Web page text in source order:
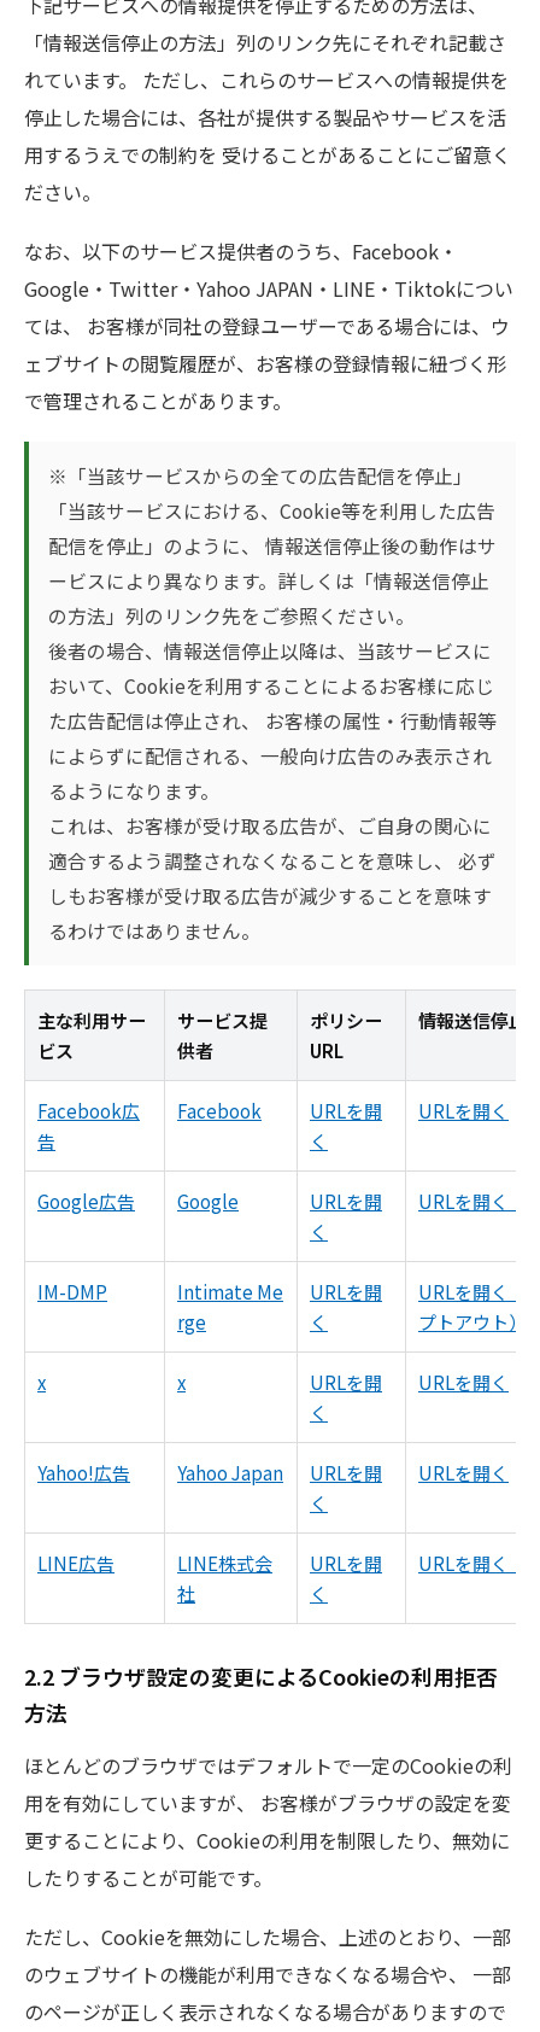
「情報送信停止の方法」列のリンク先にそれぞれ記載さ
れています。 ただし、これらのサービスへの情報提供を
停止した場合には、各社が提供する製品やサービスを活
用するうえでの制約を 受けることがあることにご留意く
ださい。
なお、以下のサービス提供者のうち、Facebook・
Google・Twitter・Yahoo JAPAN・LINE・Tiktokについ
ては、 お客様が同社の登録ユーザーである場合には、ウ
ェブサイトの閲覧履歴が、お客様の登録情報に紐づく形
で管理されることがあります。
※「当該サービスからの全ての広告配信を停止」
「当該サービスにおける、Cookie等を利用した広告
配信を停止」のように、 情報送信停止後の動作はサ
ービスにより異なります。詳しくは「情報送信停止
の方法」列のリンク先をご参照ください。
後者の場合、情報送信停止以降は、当該サービスに
おいて、Cookieを利用することによるお客様に応じ
た広告配信は停止され、 お客様の属性・行動情報等
によらずに配信される、一般向け広告のみ表示され
るようになります。
これは、お客様が受け取る広告が、ご自身の関心に
適合するよう調整されなくなることを意味し、 必ず
しもお客様が受け取る広告が減少することを意味す
るわけではありません。
主な利用サー
ビス
サービス提
供者
ポリシー
URL
情報送信停止
Facebook広
告
Facebook
URLを開
く
URLを開く
Google広告 Google
URLを開
く
URLを開く（
IM-DMP
Intimate Me
rge
URLを開
く
URLを開く（
プトアウト）
x x
URLを開
く
URLを開く
Yahoo!広告 Yahoo Japan
URLを開
く
URLを開く
LINE広告
LINE株式会
社
URLを開
く
URLを開く（
2.2 ブラウザ設定の変更によるCookieの利用拒否
方法
ほとんどのブラウザではデフォルトで一定のCookieの利
用を有効にしていますが、 お客様がブラウザの設定を変
更することにより、Cookieの利用を制限したり、無効に
したりすることが可能です。
ただし、Cookieを無効にした場合、上述のとおり、一部
のウェブサイトの機能が利用できなくなる場合や、 一部
のページが正しく表示されなくなる場合がありますので